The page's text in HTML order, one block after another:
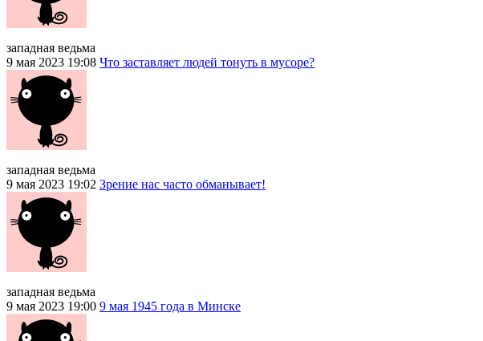
западная ведьма
9 мая 2023 19:08 Что заставляет людей тонуть в мусоре?
западная ведьма
9 мая 2023 19:02 Зрение нас часто обманывает!
западная ведьма
9 мая 2023 19:00 9 мая 1945 года в Минске